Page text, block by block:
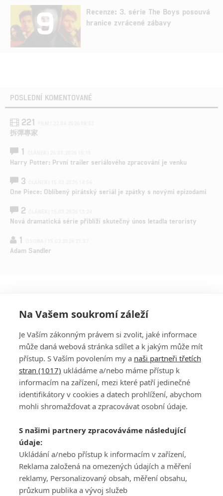
9
Recenze: 3. série The Boys posouvá
hranice zvrácené zábavy
POSLEDNÍ KOMENTOVANÉ
221
拆彈專家
1
Harry Potter: První trailer seriálového zpracování je venku
3
One Piece: Oblíbený pirátský seriál je zpátky s novými epizodami
2
Nová dramatická série přiblíží skutečný únos letadla teroristy
1
Adam Sandler
PŘIHLÁSIT
REGISTROVAT
DISKUZE
Šéfredaktorkou webu jePetr Slavík, e-mailserialy@fandimefilmu.cz
Máte-li zájem o inzerci na našem webu napište nám na e-mail
studio@koncal.com
Ochrana osobních údajů|Zásady používání cookies |Pravidla webu
Upravit nastavení soukromí
Na Vašem soukromí záleží
Je Vaším zákonným právem si zvolit, jaké informace
může daná webová stránka sdílet a k jakým může mít
přístup. S Vaším povolením my a naši partneři třetích
stran (1017) ukládáme a/nebo máme přístup k
informacím na zařízení, mezi které patří jedinečné
identifikátory v cookies a datech prohlížení, abychom
mohli shromažďovat a zpracovávat osobní údaje.
S našimi partnery zpracováváme následující
údaje:
Ukládání a/nebo přístup k informacím v zařízení,
Reklama založená na omezených údajích a měření
reklamy, Personalizovaný obsah, měření obsahu,
průzkum publika a vývoj služeb